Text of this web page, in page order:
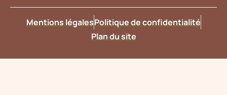
Mentions légalesPolitique de confidentialité
Plan du site